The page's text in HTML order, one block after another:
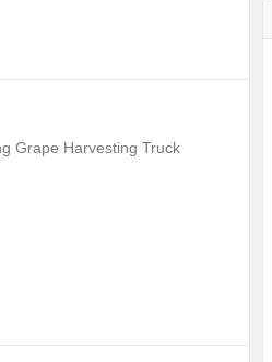
Grape Harvesting Truck